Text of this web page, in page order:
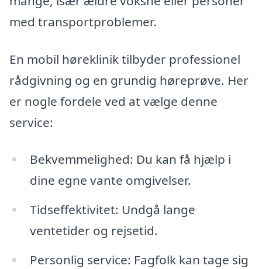
med transportproblemer.
En mobil høreklinik tilbyder professionel
rådgivning og en grundig høreprøve. Her
er nogle fordele ved at vælge denne
service:
Bekvemmelighed: Du kan få hjælp i
dine egne vante omgivelser.
Tidseffektivitet: Undgå lange
ventetider og rejsetid.
Personlig service: Fagfolk kan tage sig